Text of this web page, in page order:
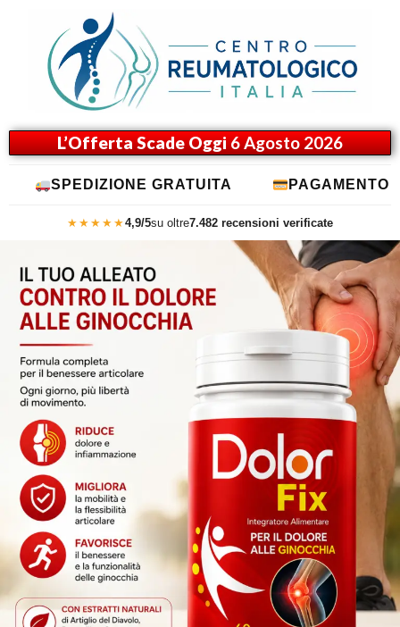
L’Offerta Scade Oggi6 Agosto 2026
GRATUITA PAGAMENTO ALLA
★★★★★4,9/5su oltre7.482 recensioni verificate